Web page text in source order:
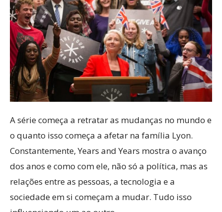
A série começa a retratar as mudanças no mundo e
o quanto isso começa a afetar na família Lyon.
Constantemente, Years and Years mostra o avanço
dos anos e como com ele, não só a política, mas as
relações entre as pessoas, a tecnologia e a
sociedade em si começam a mudar. Tudo isso